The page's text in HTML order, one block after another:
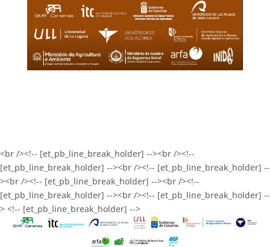
<br /><!-- [et_pb_line_break_holder] --><br /><!--
[et_pb_line_break_holder] --><br /><!-- [et_pb_line_break_holder] --
><br /><!-- [et_pb_line_break_holder] --><br /><!--
[et_pb_line_break_holder] --><br /><!-- [et_pb_line_break_holder] --
> <!-- [et_pb_line_break_holder] -->